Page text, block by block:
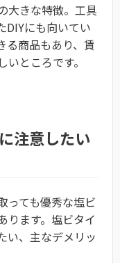
大きな特徴。工具
DIYにも向いてい
る商品もあり、賃
ところです。
注意したい
っても優秀な塩ビ
ります。塩ビタイ
い、主なデメリッ